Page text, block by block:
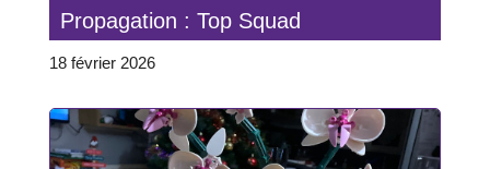
Propagation : Top Squad
18 février 2026